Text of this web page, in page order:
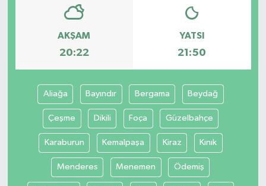
AKŞAM
20:22
YATSI
21:50
Aliağa Bayındır Bergama Beydağ
Çeşme Dikili Foça Güzelbahçe
Karaburun Kemalpaşa Kiraz Kınık
Menderes Menemen Ödemiş